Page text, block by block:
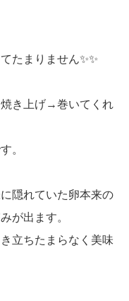
たまりません✨✨
き上げ→巻いてくれ
。
隠れていた卵本来の
が出ます。
立ちたまらなく美味